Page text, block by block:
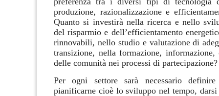
produzione, razionalizzazione e
Quanto si investirà nella ricerca e nello
del risparmio e dell’efficientamento
rinnovabili, nello studio e valutazione di
transizione, nella formazione, informazione,
delle comunità nei processi di partecipazione?
Per ogni settore sarà necessario
pianificarne cioè lo sviluppo nel tempo,